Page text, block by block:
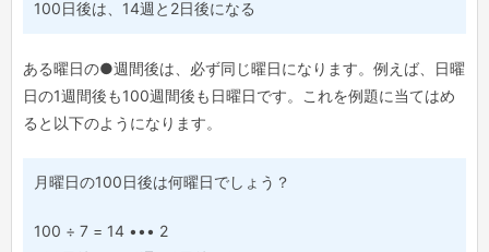
100日後は、14週と2日後になる
ある曜日の●週間後は、必ず同じ曜日になります。例えば、日曜
日の1週間後も100週間後も日曜日です。これを例題に当てはめ
ると以下のようになります。
月曜日の100日後は何曜日でしょう？
100 ÷ 7 = 14 ••• 2